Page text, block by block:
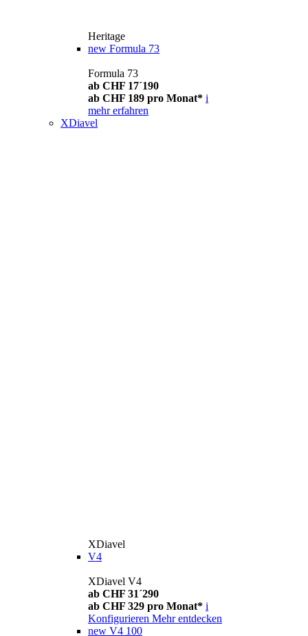
Heritage
new Formula 73
Formula 73
ab CHF 17´190
ab CHF 189 pro Monat* i
mehr erfahren
XDiavel
XDiavel
V4
XDiavel V4
ab CHF 31´290
ab CHF 329 pro Monat* i
Konfigurieren Mehr entdecken
new V4 100